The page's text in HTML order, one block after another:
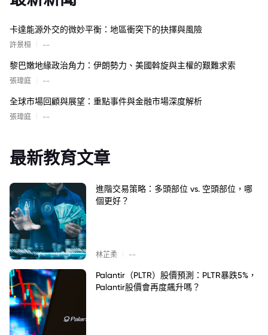
卡達能源外交的微妙平衡：地區衝突下的抉擇與風險
許景桓 --
黎巴嫩地緣政治角力：伊朗勢力、美國斡旋與主權的艱難求索
張瑋庭 --
全球市場回顧與展望：重點事件與金融市場深度解析
張瑋庭 --
最新教育文章
進階交易策略：多頭部位 vs. 空頭部位，哪
個更好？
林芷柔 --
Palantir（PLTR）股價預測：PLTR暴跌5%，
Palantir股價會再度飆升嗎？